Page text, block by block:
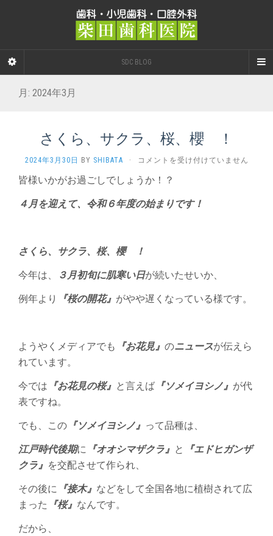
SDC BLOG
月: 2024年3月
さくら、サクラ、桜、櫻 ！
2024年3月30日 BY SHIBATA ·
さ
ら、
ク
は
コメントを受け付けていません
皆様いかがお過ごしでしょうか！？
４月を迎えて、令和６年度の始まりです！
さくら、サクラ、桜、櫻 ！
今年は、 ３月初旬に肌寒い日が続いたせいか、
例年より 『桜の開花』 がやや遅くなっている様です。
ようやくメディアでも 『お花見』 のニュースが伝えら
れています。
今では 『お花見の桜』 と言えば 『ソメイヨシノ』 が代
表ですね。
でも、この 『ソメイヨシノ』 って品種は、
江戸時代後期に 『オオシマザクラ』 と
『エドヒガンザ
クラ』 を交配させて作られ、
その後に 『接木』 などをして全国各地に植樹されて広
まった
『桜』 なんです。
だから、